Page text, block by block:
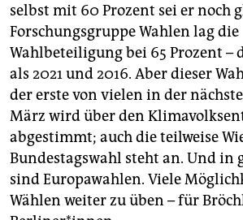
selbst mit 60 Prozent sei er noch
Forschungsgruppe Wahlen lag die
Wahlbeteiligung bei 65 Prozent –
als 2021 und 2016. Aber dieser
der erste von vielen in der
März wird über den
abgestimmt; auch die teilweise
Bundestagswahl steht an. Und in
sind Europawahlen. Viele
Wählen weiter zu üben – für